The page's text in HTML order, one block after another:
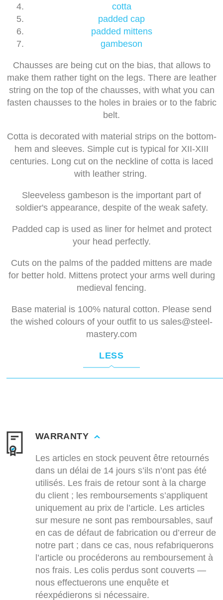
cotta
padded cap
padded mittens
gambeson
Chausses are being cut on the bias, that allows to
make them rather tight on the legs. There are leather
string on the top of the chausses, with what you can
fasten chausses to the holes in braies or to the fabric
belt.
Cotta is decorated with material strips on the bottom-
hem and sleeves. Simple cut is typical for XII-XIII
centuries. Long cut on the neckline of cotta is laced
with leather string.
Sleeveless gambeson is the important part of
soldier's appearance, despite of the weak safety.
Padded cap is used as liner for helmet and protect
your head perfectly.
Cuts on the palms of the padded mittens are made
for better hold. Mittens protect your arms well during
medieval fencing.
Base material is 100% natural cotton. Please send
the wished colours of your outfit to us sales@steel-
mastery.com
LESS
WARRANTY
Les articles en stock peuvent être retournés
dans un délai de 14 jours s’ils n’ont pas été
utilisés. Les frais de retour sont à la charge
du client ; les remboursements s’appliquent
uniquement au prix de l’article. Les articles
sur mesure ne sont pas remboursables, sauf
en cas de défaut de fabrication ou d’erreur de
notre part ; dans ce cas, nous refabriquerons
l’article ou procéderons au remboursement à
nos frais. Les colis perdus sont couverts —
nous effectuerons une enquête et
réexpédierons si nécessaire.